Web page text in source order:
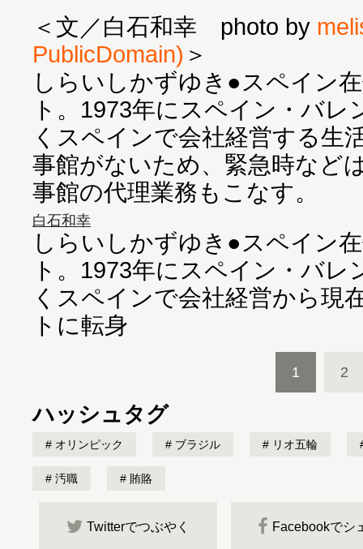
＜文／白石和幸 photo by
PublicDomain) ＞
しらいしかずゆき●スペイン
ト。1973年にスペイン・バレ
くスペインで会社経営する生
事館がないため、緊急時など
事館の代理業務もこなす。
白石和幸
しらいしかずゆき●スペイン
ト。1973年にスペイン・バレ
くスペインで会社経営から現
トに転身
1 2
ハッシュタグ
オリンピック ブラジル リオ五輪
汚職 賄賂
Twitterでつぶやく Facebookでシ